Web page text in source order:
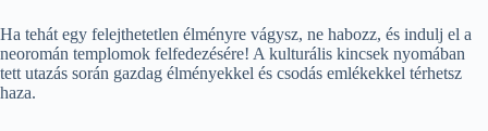
Ha tehát egy felejthetetlen élményre vágysz, ne habozz, és indulj el a
neoromán templomok felfedezésére! A kulturális kincsek nyomában
tett utazás során gazdag élményekkel és csodás emlékekkel térhetsz
haza.